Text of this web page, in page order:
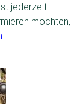
jederzeit
möchten,